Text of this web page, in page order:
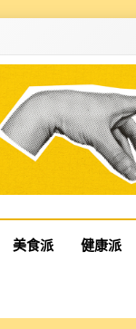
美食派 健康派